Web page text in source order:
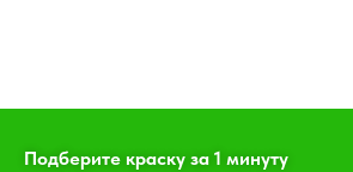
Подберите краску за 1 минуту